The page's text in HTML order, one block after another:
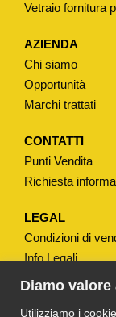
Diamo
Utilizziamo i
Vetraio fornitura
AZIENDA
Chi siamo
Opportunità
Marchi trattati
CONTATTI
Punti Vendita
Richiesta
LEGAL
Condizioni di
Info Legali
Note Legali